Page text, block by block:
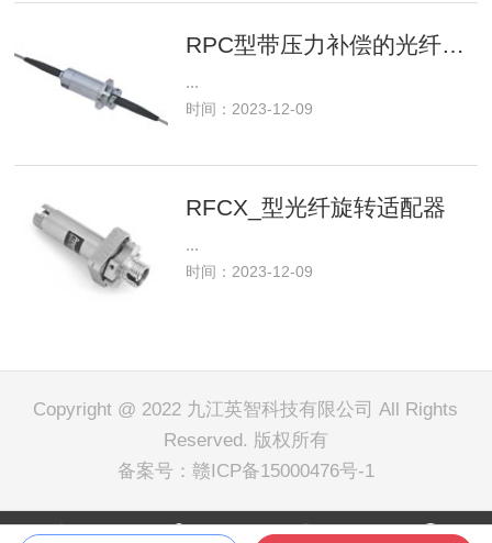
RPC型带压力补偿的光纤旋转接头
...
时间：2023-12-09
RFCX_型光纤旋转适配器
...
时间：2023-12-09
Copyright @ 2022 九江英智科技有限公司 All Rights
Reserved. 版权所有
备案号： 赣ICP备15000476号-1